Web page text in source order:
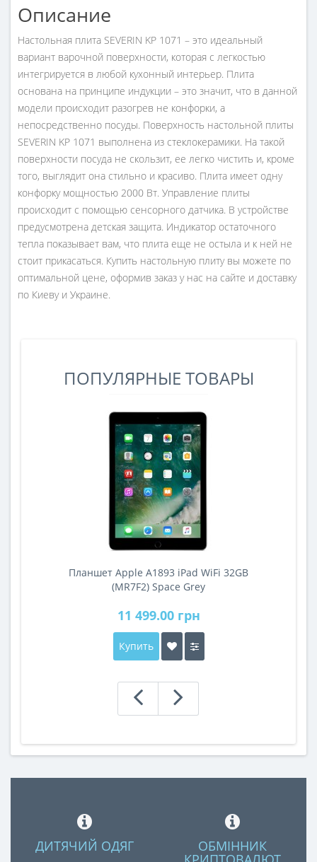
Описание
Настольная плита SEVERIN KP 1071 – это идеальный
вариант варочной поверхности, которая с легкостью
интегрируется в любой кухонный интерьер. Плита
основана на принципе индукции – это значит, что в данной
модели происходит разогрев не конфорки, а
непосредственно посуды. Поверхность настольной плиты
SEVERIN KP 1071 выполнена из стеклокерамики. На такой
поверхности посуда не скользит, ее легко чистить и, кроме
того, выглядит она стильно и красиво. Плита имеет одну
конфорку мощностью 2000 Вт. Управление плиты
происходит с помощью сенсорного датчика. В устройстве
предусмотрена детская защита. Индикатор остаточного
тепла показывает вам, что плита еще не остыла и к ней не
стоит прикасаться. Купить настольную плиту вы можете по
оптимальной цене, оформив заказ у нас на сайте и доставку
по Киеву и Украине.
ПОПУЛЯРНЫЕ ТОВАРЫ
Планшет Apple A1893 iPad WiFi 32GB
(MR7F2) Space Grey
11 499.00 грн
Купить
ДИТЯЧИЙ ОДЯГ ОБМІННИК